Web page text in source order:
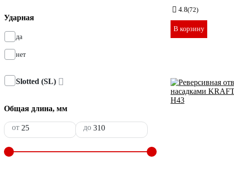
Ударная
да
нет
Slotted (SL)
Общая длина, мм
от до
4.8(72)
В корзину